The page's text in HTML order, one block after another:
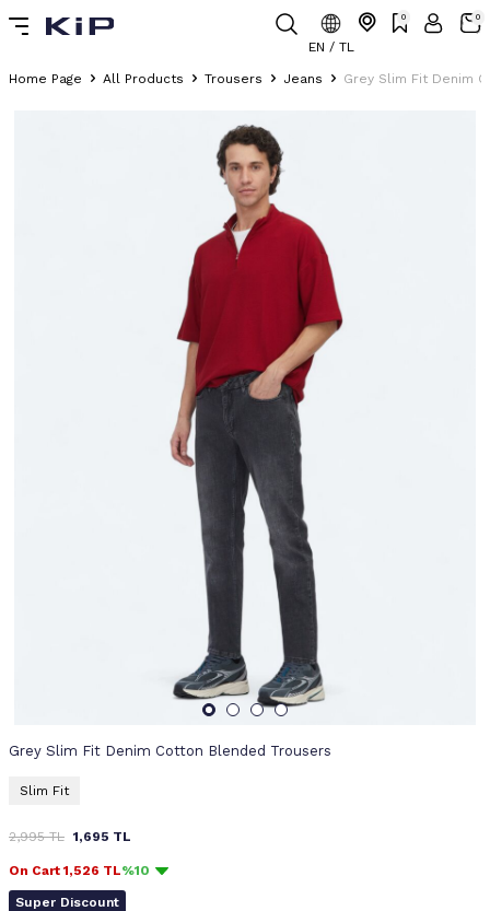
EN / TL
0 0
Home Page All Products Trousers Jeans Grey Slim Fit Denim
Grey Slim Fit Denim Cotton Blended Trousers
Slim Fit
2,995TL 1,695 TL
On Cart 1,526 TL%10
Super Discount